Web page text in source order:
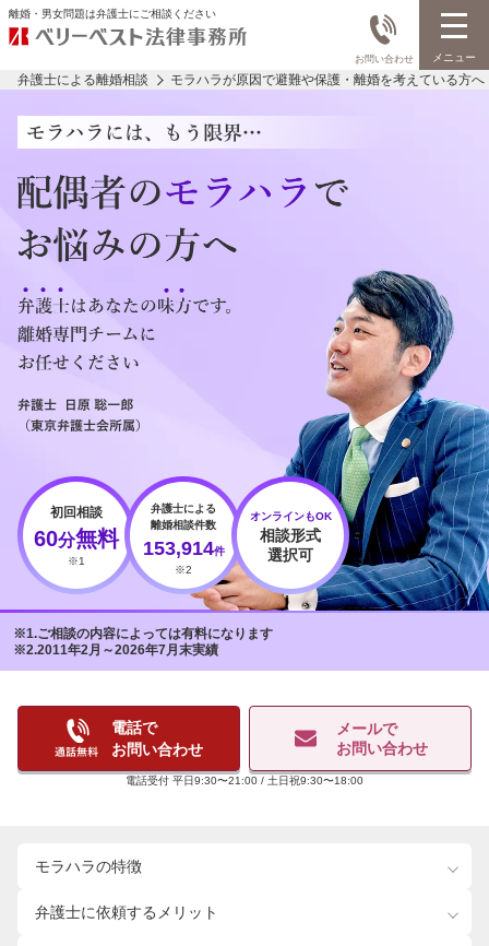
離婚・男女問題は弁護士にご相談ください
お問い合わせ メニュー
弁護士による離婚相談 モラハラが原因で避難や保護・離婚を考えている方へ
初回相談
60分無料
※1
弁護士による
離婚相談件数
153,914件
※2
オンラインもOK
相談形式
選択可
1.ご相談の内容によっては有料になります
2.2011年2月～2026年7月末実績
電話で
お問い合わせ
メールで
お問い合わせ
電話受付 平日9:30〜21:00 / 土日祝9:30〜18:00
モラハラの特徴
弁護士に依頼するメリット